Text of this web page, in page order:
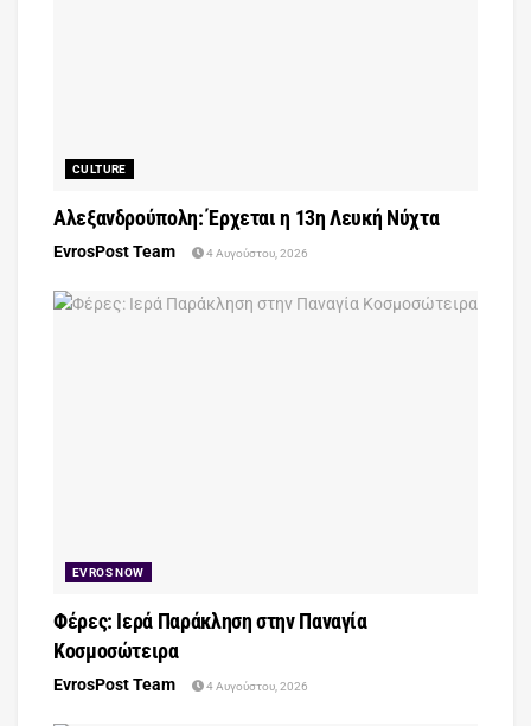
CULTURE
Αλεξανδρούπολη: Έρχεται η 13η Λευκή Νύχτα
EvrosPost Team 4 Αυγούστου, 2026
EVROS NOW
Φέρες: Ιερά Παράκληση στην Παναγία
Κοσμοσώτειρα
EvrosPost Team 4 Αυγούστου, 2026